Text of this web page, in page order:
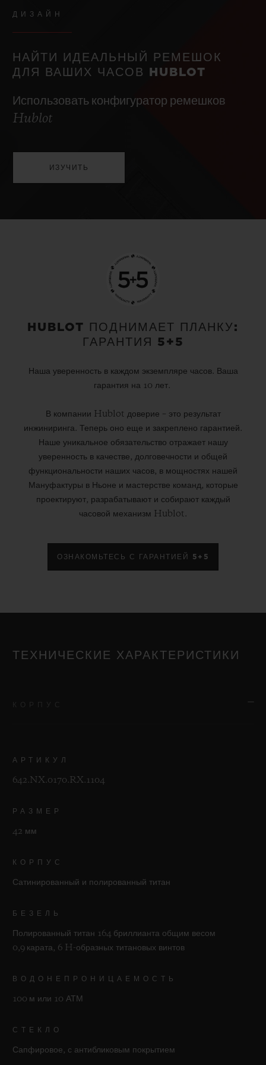
ДИЗАЙН
НАЙТИ ИДЕАЛЬНЫЙ РЕМЕШОК
ДЛЯ ВАШИХ ЧАСОВ HUBLOT
Использовать конфигуратор ремешков
Hublot
ИЗУЧИТЬ
HUBLOT ПОДНИМАЕТ ПЛАНКУ:
ГАРАНТИЯ 5+5
Наша уверенность в каждом экземпляре часов. Ваша
гарантия на 10 лет.
В компании Hublot доверие – это результат
инжиниринга. Теперь оно еще и закреплено гарантией.
Наше уникальное обязательство отражает нашу
уверенность в качестве, долговечности и общей
функциональности наших часов, в мощностях нашей
Мануфактуры в Ньоне и мастерстве команд, которые
проектируют, разрабатывают и собирают каждый
часовой механизм Hublot.
ОЗНАКОМЬТЕСЬ С ГАРАНТИЕЙ 5+5
ТЕХНИЧЕСКИЕ ХАРАКТЕРИСТИКИ
АРТИКУЛ
642.NX.0170.RX.1104
РАЗМЕР
42 мм
КОРПУС
Сатинированный и полированный титан
БЕЗЕЛЬ
Полированный титан 164 бриллианта общим весом
0,9 карата, 6 H-образных титановых винтов
ВОДОНЕПРОНИЦАЕМОСТЬ
100 м или 10 АТМ
СТЕКЛО
Сапфировое, с антибликовым покрытием